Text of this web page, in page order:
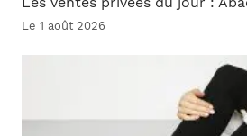
Le 1 août 2026